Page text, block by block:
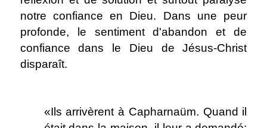
notre confiance en Dieu. Dans une peur
profonde, le sentiment d'abandon et de
confiance dans le Dieu de Jésus-Christ
disparaît.
«Ils arrivèrent à Capharnaüm. Quand il